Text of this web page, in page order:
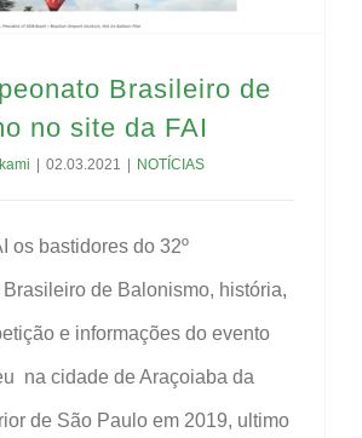
Brasileiro de
no site da FAI
02.03.2021 NOTÍCIAS
os bastidores do 32º
de Balonismo, história,
e informações do evento
na cidade de Araçoiaba da
de São Paulo em 2019, ultimo